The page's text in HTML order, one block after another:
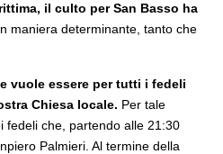
il culto per San Basso ha
maniera determinante, tanto che
e vuole essere per tutti i fedeli
Chiesa locale. Per tale
fedeli che, partendo alle 21:30
Palmieri. Al termine della